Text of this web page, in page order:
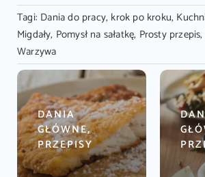
Tagi: Dania do pracy, krok po kroku,
Migdały, Pomysł na sałatkę, Prosty przepis,
Warzywa
DANIA
GŁÓWNE,
PRZEPISY